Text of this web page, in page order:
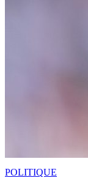
POLITIQUE